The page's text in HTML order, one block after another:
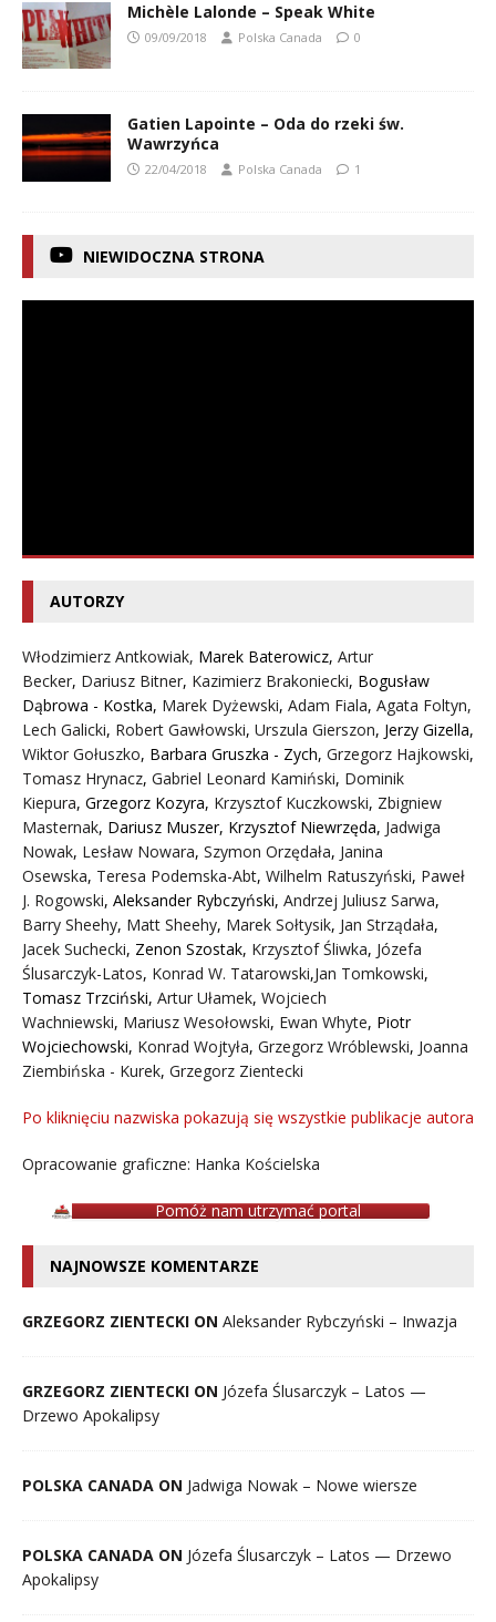
Michèle Lalonde – Speak White
09/09/2018 Polska Canada 0
Gatien Lapointe – Oda do rzeki św.
Wawrzyńca
22/04/2018 Polska Canada 1
NIEWIDOCZNA STRONA
AUTORZY
Włodzimierz Antkowiak, Marek Baterowicz, Artur
Becker, Dariusz Bitner, Kazimierz Brakoniecki, Bogusław
Dąbrowa - Kostka, Marek Dyżewski, Adam Fiala, Agata Foltyn,
Lech Galicki, Robert Gawłowski, Urszula Gierszon, Jerzy Gizella,
Wiktor Gołuszko, Barbara Gruszka - Zych, Grzegorz Hajkowski,
Tomasz Hrynacz, Gabriel Leonard Kamiński, Dominik
Kiepura, Grzegorz Kozyra, Krzysztof Kuczkowski, Zbigniew
Masternak, Dariusz Muszer, Krzysztof Niewrzęda, Jadwiga
Nowak, Lesław Nowara, Szymon Orzędała, Janina
Osewska, Teresa Podemska-Abt, Wilhelm Ratuszyński, Paweł
J. Rogowski, Aleksander Rybczyński, Andrzej Juliusz Sarwa,
Barry Sheehy, Matt Sheehy, Marek Sołtysik, Jan Strządała,
Jacek Suchecki, Zenon Szostak, Krzysztof Śliwka, Józefa
Ślusarczyk-Latos, Konrad W. Tatarowski,Jan Tomkowski,
Tomasz Trzciński, Artur Ułamek, Wojciech
Wachniewski, Mariusz Wesołowski, Ewan Whyte, Piotr
Wojciechowski, Konrad Wojtyła, Grzegorz Wróblewski, Joanna
Ziembińska - Kurek, Grzegorz Zientecki
Po kliknięciu nazwiska pokazują się wszystkie publikacje autora
Opracowanie graficzne: Hanka Kościelska
Pomóż nam utrzymać portal
NAJNOWSZE KOMENTARZE
GRZEGORZ ZIENTECKI ON Aleksander Rybczyński – Inwazja
GRZEGORZ ZIENTECKI ON Józefa Ślusarczyk – Latos —
Drzewo Apokalipsy
POLSKA CANADA ON Jadwiga Nowak – Nowe wiersze
POLSKA CANADA ON Józefa Ślusarczyk – Latos — Drzewo
Apokalipsy